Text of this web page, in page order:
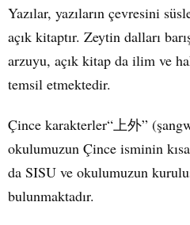
Yazılar, yazıların çevresini
açık kitaptır. Zeytin dalları
arzuyu, açık kitap da ilim ve
temsil etmektedir.
Çince karakterler“上外”
okulumuzun Çince isminin
da SISU ve okulumuzun
bulunmaktadır.